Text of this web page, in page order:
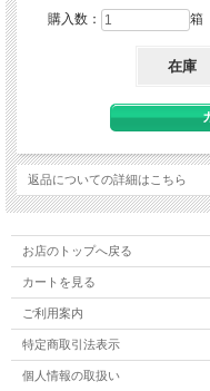
購入数： 箱
在庫
返品についての詳細はこちら
お店のトップへ戻る
カートを見る
ご利用案内
特定商取引法表示
個人情報の取扱い